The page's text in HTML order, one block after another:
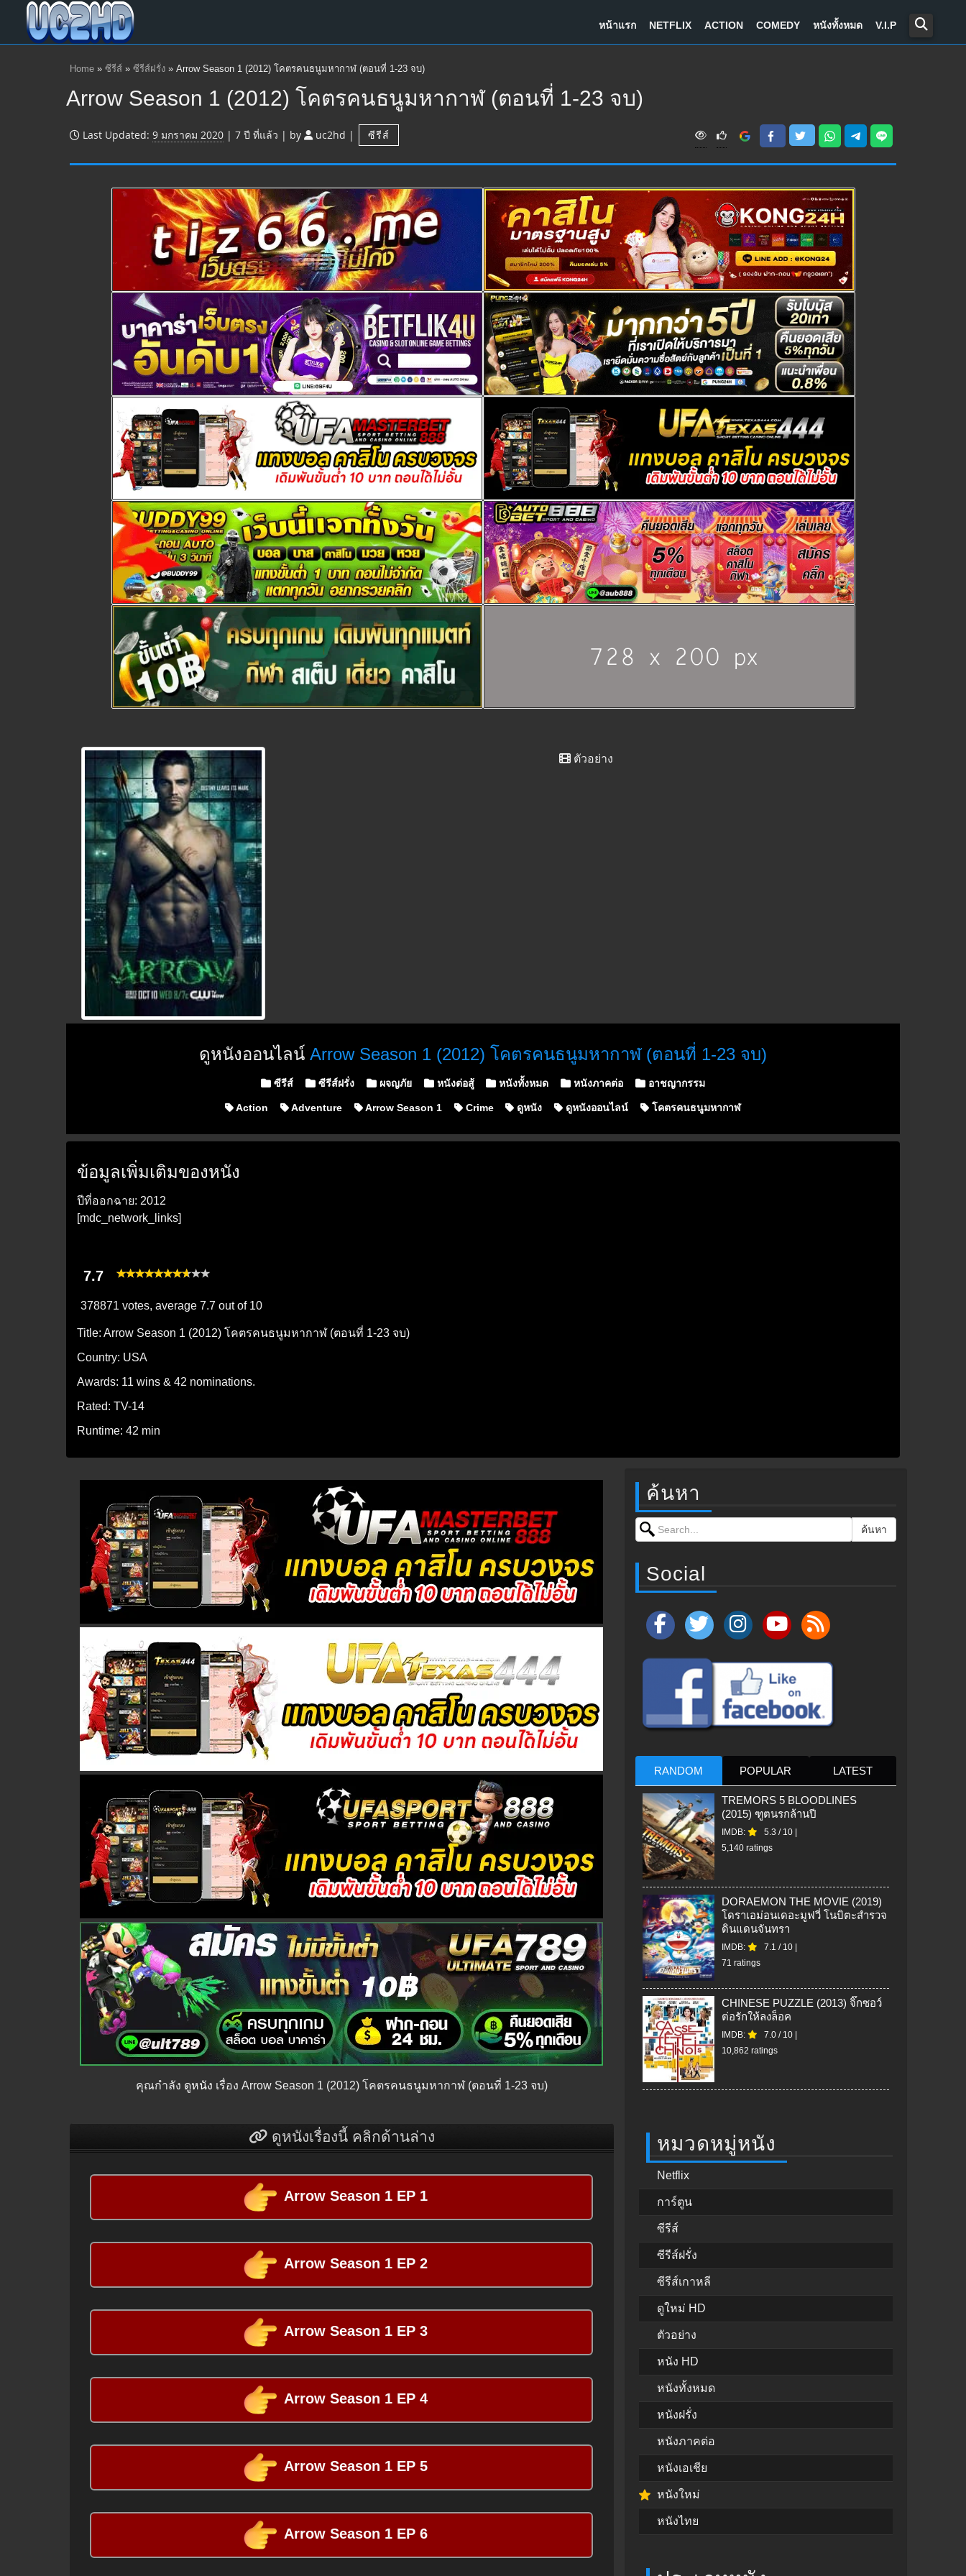
หน้าแรก NETFLIX ACTION COMEDY หนังทั้งหมด V.I.P
Home » ซีรีส์ » ซีรีส์ฝรั่ง » Arrow Season 1 (2012) โคตรคนธนูมหากาฬ (ตอนที่ 1-23 จบ)
Arrow Season 1 (2012) โคตรคนธนูมหากาฬ (ตอนที่ 1-23 จบ)
Last Updated: 9 มกราคม 2020 | 7 ปี ที่แล้ว | by uc2hd | ซีรีส์
V
w
s
ตัวอย่าง
ดูหนังออนไลน์ Arrow Season 1 (2012) โคตรคนธนูมหากาฬ (ตอนที่ 1-23 จบ)
Posted in
ซีรีส์ ซีรีส์ฝรั่ง ผจญภัย หนังต่อสู้ หนังทั้งหมด หนังภาคต่อ อาชญากรรม
Action Adventure Arrow Season 1 Crime ดูหนัง ดูหนังออนไลน์ โคตรคนธนูมหากาฬ
ข้อมูลเพิ่มเติมของหนัง
ปีที่ออกฉาย: 2012
[mdc_network_links]
7.7
378871 votes, average 7.7 out of 10
Title: Arrow Season 1 (2012) โคตรคนธนูมหากาฬ (ตอนที่ 1-23 จบ)
Country: USA
Awards: 11 wins & 42 nominations.
Rated: TV-14
Runtime: 42 min
คุณกำลัง ดูหนัง เรื่อง Arrow Season 1 (2012) โคตรคนธนูมหากาฬ (ตอนที่ 1-23 จบ)
ดูหนังเรื่องนี้ คลิกด้านล่าง
Arrow Season 1 EP 1
Arrow Season 1 EP 2
Arrow Season 1 EP 3
Arrow Season 1 EP 4
Arrow Season 1 EP 5
Arrow Season 1 EP 6
ค้นหา
Search for: ค้นหา
Social
RANDOM POPULAR LATEST
TREMORS 5 BLOODLINES
(2015) ฑูตนรกล้านปี
IMDB: 5.3 / 10
5,140 ratings
DORAEMON THE MOVIE (2019)
โดราเอม่อนเดอะมูฟวี่ โนบิตะสำรวจ
ดินแดนจันทรา
IMDB: 7.1 / 10
71 ratings
CHINESE PUZZLE (2013) จิ๊กซอว์
ต่อรักให้ลงล็อค
IMDB: 7.0 / 10
10,862 ratings
หมวดหมู่หนัง
Netflix
การ์ตูน
ซีรีส์
ซีรีส์ฝรั่ง
ซีรีส์เกาหลี
ดูใหม่ HD
ตัวอย่าง
หนัง HD
หนังทั้งหมด
หนังฝรั่ง
หนังภาคต่อ
หนังเอเชีย
หนังใหม่
หนังไทย